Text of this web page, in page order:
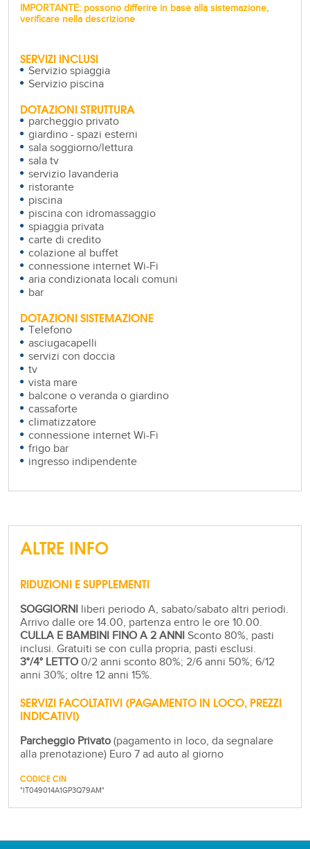
IMPORTANTE: possono differire in base alla sistemazione,
verificare nella descrizione
SERVIZI INCLUSI
Servizio spiaggia
Servizio piscina
DOTAZIONI STRUTTURA
parcheggio privato
giardino - spazi esterni
sala soggiorno/lettura
sala tv
servizio lavanderia
ristorante
piscina
piscina con idromassaggio
spiaggia privata
carte di credito
colazione al buffet
connessione internet Wi-Fi
aria condizionata locali comuni
bar
DOTAZIONI SISTEMAZIONE
Telefono
asciugacapelli
servizi con doccia
tv
vista mare
balcone o veranda o giardino
cassaforte
climatizzatore
connessione internet Wi-Fi
frigo bar
ingresso indipendente
ALTRE INFO
RIDUZIONI E SUPPLEMENTI
SOGGIORNI liberi periodo A, sabato/sabato altri periodi.
Arrivo dalle ore 14.00, partenza entro le ore 10.00.
CULLA E BAMBINI FINO A 2 ANNI Sconto 80%, pasti
inclusi. Gratuiti se con culla propria, pasti esclusi.
3°/4° LETTO 0/2 anni sconto 80%; 2/6 anni 50%; 6/12
anni 30%; oltre 12 anni 15%.
SERVIZI FACOLTATIVI (PAGAMENTO IN LOCO, PREZZI
INDICATIVI)
Parcheggio Privato(pagamento in loco, da segnalare
alla prenotazione) Euro 7 ad auto al giorno
CODICE CIN
"IT049014A1GP3Q79AM"